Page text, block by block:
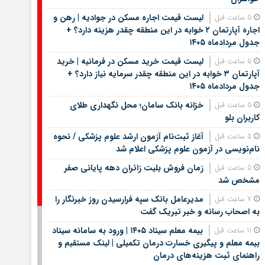
5 ساعت قبل
لیست قیمت اجاره مسکن در جوادیه | رهن و
اجاره آپارتمان ۲ خوابه در این منطقه چقدر هزینه دارد؟ +
جدول مردادماه ۱۴۰۵
5 ساعت قبل
لیست قیمت خرید مسکن در فرمانیه | خرید
آپارتمان ۳ خوابه در این منطقه چقدر سرمایه نیاز دارد؟ +
جدول مردادماه ۱۴۰۵
5 ساعت قبل
خزانه بانک سامان؛ محل نگهداری طلای
کاربران بلو
5 ساعت قبل
آغاز ثبت‌نام آزمون ارشد علوم پزشکی / نحوه
نام‌نویسی در آزمون علوم پزشکی اعلام شد
5 ساعت قبل
زمان فروش بلیت زائران دهه پایانی صفر
مشخص شد
مدیرعامل بانک سپه فرارسیدن روز خبرنگار را
به اصحاب رسانه و خبر تبریک گفت
بیمه معلم سیناد ۱۴۰۵ | ورود به سامانه سیناد
بیمه معلم و پیگیری خسارت درمان تکمیلی | لینک مستقیم و
راهنمای ثبت هزینه‌های درمان